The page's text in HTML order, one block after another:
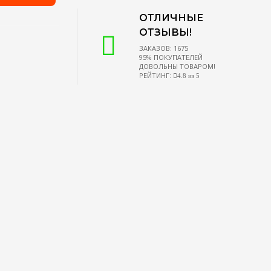
ОТЛИЧНЫЕ
ОТЗЫВЫ!
ЗАКАЗОВ: 1675
95% ПОКУПАТЕЛЕЙ
ДОВОЛЬНЫ ТОВАРОМ!
РЕЙТИНГ:
4.8 из 5